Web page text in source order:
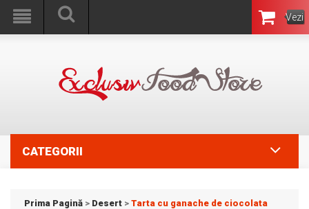
Vezi
Coşul
CATEGORII
Prima Pagină > Desert > Tarta cu ganache de ciocolata